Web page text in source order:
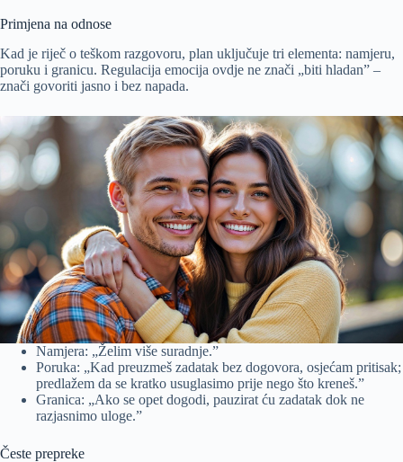
Primjena na odnose
Kad je riječ o teškom razgovoru, plan uključuje tri elementa: namjeru,
poruku i granicu. Regulacija emocija ovdje ne znači „biti hladan” –
znači govoriti jasno i bez napada.
Namjera: „Želim više suradnje.”
Poruka: „Kad preuzmeš zadatak bez dogovora, osjećam pritisak;
predlažem da se kratko usuglasimo prije nego što kreneš.”
Granica: „Ako se opet dogodi, pauzirat ću zadatak dok ne
razjasnimo uloge.”
Česte prepreke